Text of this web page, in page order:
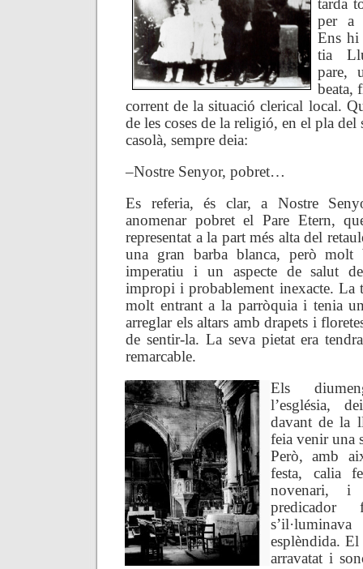
tarda
per a
Ens hi
tia
pare,
beata,
corrent de la situació clerical local.
de les coses de la religió, en el pla
casolà, sempre deia:
–Nostre Senyor, pobret…
Es referia, és clar, a Nostre
anomenar pobret el Pare Etern,
representat a la part més alta del
una gran barba blanca, però molt
imperatiu i un aspecte de salut
impropi i probablement inexacte. La
molt entrant a la parròquia i tenia
arreglar els altars amb drapets i
de sentir-la. La seva pietat era
remarcable.
Els
l’església,
davant de la
feia venir una
Però, amb
festa, calia
novenari,
predicador
esplèndida.
arravatat i